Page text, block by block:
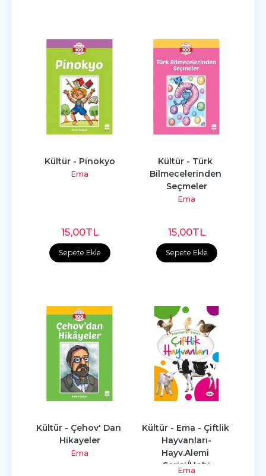
Sepete Ekle
Kültür - Pinokyo
Ema
15,00TL
Sepete Ekle
Kültür - Türk
Bilmecelerinden
Seçmeler
Ema
15,00TL
Kültür - Çehov' Dan
Hikayeler
Ema
Kültür - Ema - Çiftlik
Hayvanları-
Hayv.Alemi
Serisi/Hobi
Ema